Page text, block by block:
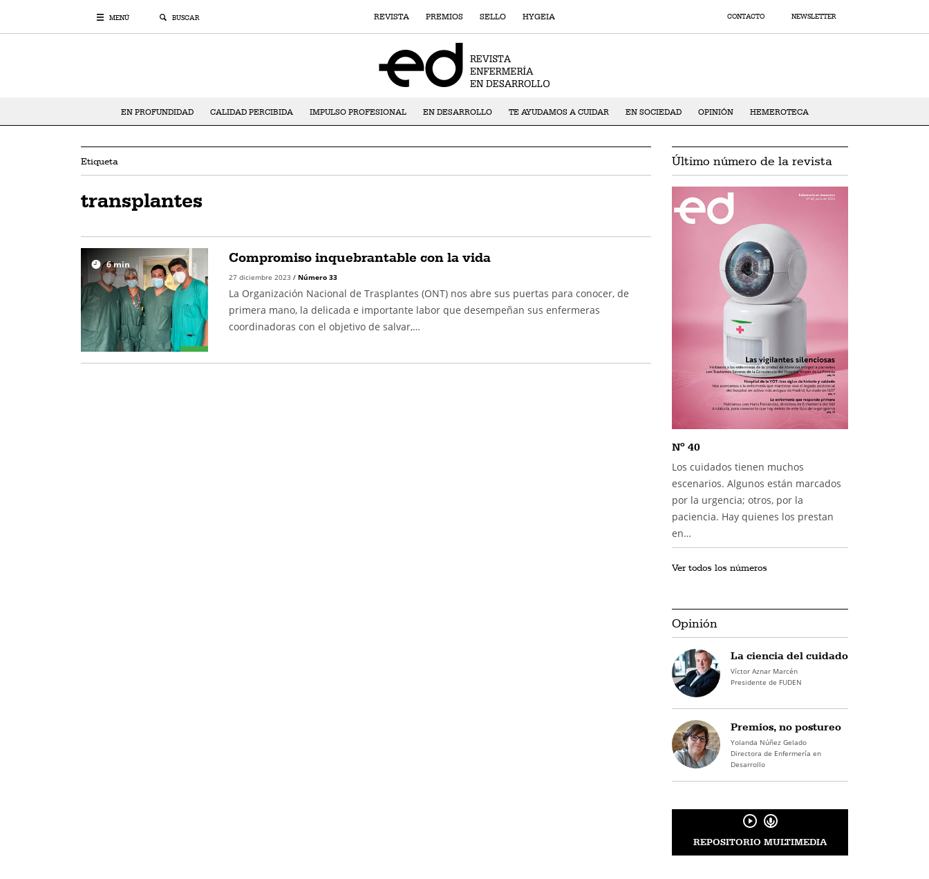
MENÚ BUSCAR REVISTA PREMIOS SELLO HYGEIA CONTACTO NEWSLETTER
EN PROFUNDIDAD CALIDAD PERCIBIDA IMPULSO PROFESIONAL EN DESARROLLO TE AYUDAMOS A CUIDAR EN SOCIEDAD OPINIÓN HEMEROTECA
Etiqueta
transplantes
6min Compromiso inquebrantable con la vida
27 diciembre 2023 / Número 33
La Organización Nacional de Trasplantes (ONT) nos abre sus puertas para conocer, de
primera mano, la delicada e importante labor que desempeñan sus enfermeras
coordinadoras con el objetivo de salvar,…
Último número de la revista
Nº 40
Los cuidados tienen muchos
escenarios. Algunos están marcados
por la urgencia; otros, por la
paciencia. Hay quienes los prestan
en…
Ver todos los números
Opinión
La ciencia del cuidado
Víctor Aznar Marcén
Presidente de FUDEN
Premios, no postureo
Yolanda Núñez Gelado
Directora de Enfermería en
Desarrollo
REPOSITORIO MULTIMEDIA